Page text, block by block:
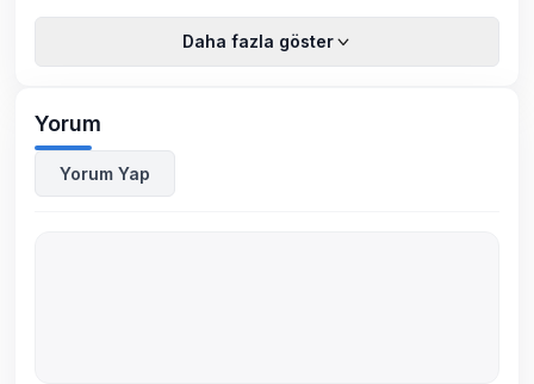
Daha fazla göster
Yorum
Yorum Yap